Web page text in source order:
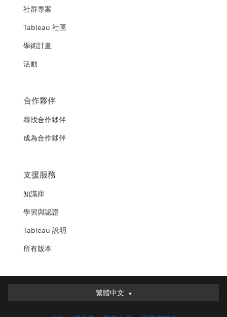
社群專案
Tableau 社區
學術計畫
活動
合作夥伴
尋找合作夥伴
成為合作夥伴
支援服務
知識庫
學習與認證
Tableau 說明
所有版本
繁體中文
繁體中文